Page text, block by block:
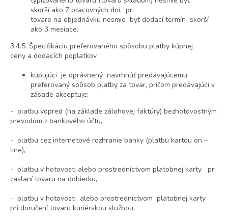
skorší ako 7 pracovných dní, pri
tovare na objednávku nesmie byť dodací termín skorší
ako 3 mesiace.
3.4.5. Špecifikáciu preferovaného spôsobu platby kúpnej
ceny a dodacích poplatkov
kupujúci je oprávnený navrhnúť predávajúcemu
preferovaný spôsob platby za tovar, pričom predávajúci v
zásade akceptuje:
- platbu vopred (na základe zálohovej faktúry) bezhotovostným
prevodom z bankového účtu,
- platbu cez internetové rozhranie banky (platbu kartou on –
line),
- platbu v hotovosti alebo prostredníctvom platobnej karty pri
zaslaní tovaru na dobierku,
- platbu v hotovosti alebo prostredníctvom platobnej karty
pri doručení tovaru kuriérskou službou,